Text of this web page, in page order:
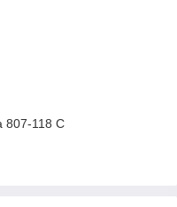
807-118 C